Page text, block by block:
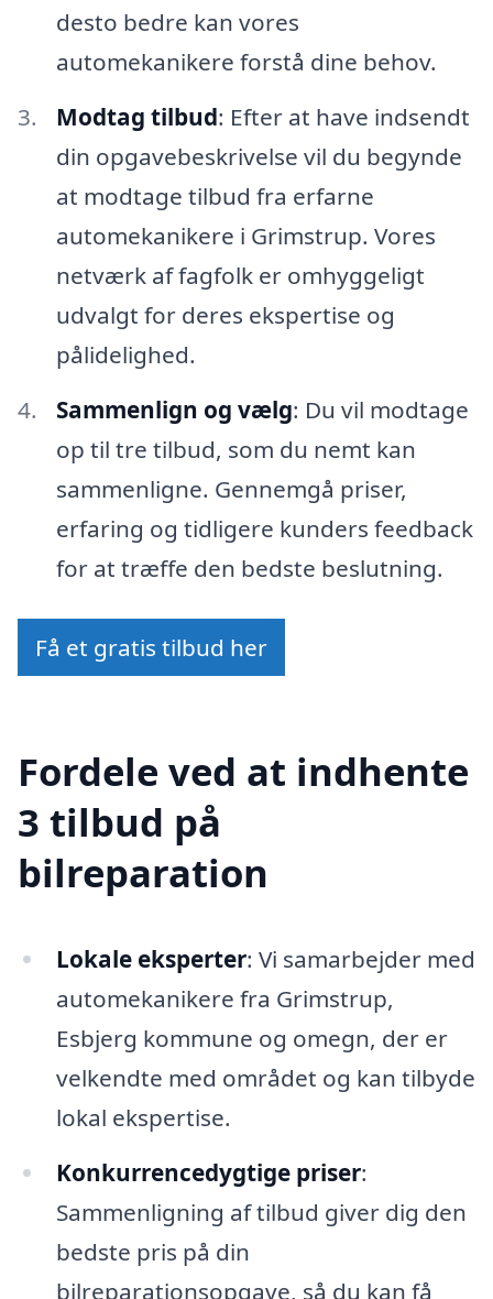
desto bedre kan vores
automekanikere forstå dine behov.
Modtag tilbud: Efter at have indsendt
din opgavebeskrivelse vil du begynde
at modtage tilbud fra erfarne
automekanikere i Grimstrup. Vores
netværk af fagfolk er omhyggeligt
udvalgt for deres ekspertise og
pålidelighed.
Sammenlign og vælg: Du vil modtage
op til tre tilbud, som du nemt kan
sammenligne. Gennemgå priser,
erfaring og tidligere kunders feedback
for at træffe den bedste beslutning.
Få et gratis tilbud her
Fordele ved at indhente
3 tilbud på
bilreparation
Lokale eksperter: Vi samarbejder med
automekanikere fra Grimstrup,
Esbjerg kommune og omegn, der er
velkendte med området og kan tilbyde
lokal ekspertise.
Konkurrencedygtige priser:
Sammenligning af tilbud giver dig den
bedste pris på din
bilreparationsopgave, så du kan få